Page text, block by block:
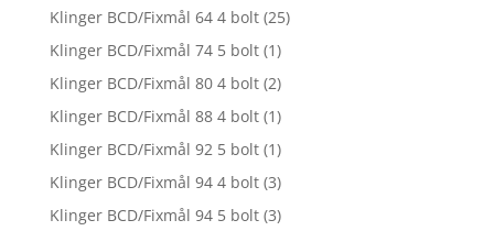
Klinger BCD/Fixmål 64 4 bolt (25)
Klinger BCD/Fixmål 74 5 bolt (1)
Klinger BCD/Fixmål 80 4 bolt (2)
Klinger BCD/Fixmål 88 4 bolt (1)
Klinger BCD/Fixmål 92 5 bolt (1)
Klinger BCD/Fixmål 94 4 bolt (3)
Klinger BCD/Fixmål 94 5 bolt (3)